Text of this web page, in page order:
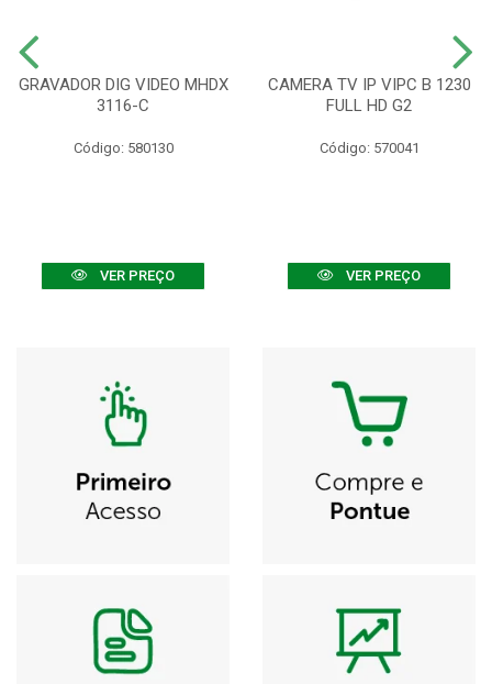
GRAVADOR DIG VIDEO MHDX
3116-C
Código: 580130
VER PREÇO
CAMERA TV IP VIPC B 1230
FULL HD G2
Código: 570041
VER PREÇO